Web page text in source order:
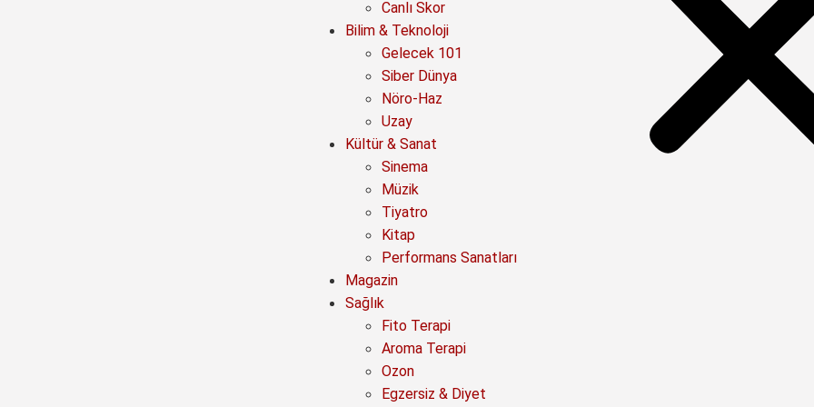
Canlı Skor
Bilim & Teknoloji
Gelecek 101
Siber Dünya
Nöro-Haz
Uzay
Kültür & Sanat
Sinema
Müzik
Tiyatro
Kitap
Performans Sanatları
Magazin
Sağlık
Fito Terapi
Aroma Terapi
Ozon
Egzersiz & Diyet